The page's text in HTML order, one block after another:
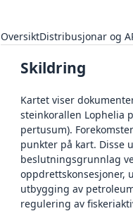
OversiktDistribusjonar og
Skildring
Kartet viser
steinkorallen Lophelia
pertusum).
punkter på kart. Disse
beslutningsgrunnlag
oppdrettskonsesjoner,
utbygging av
regulering av